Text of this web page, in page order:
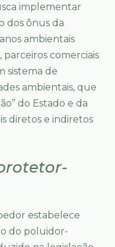
implementar
dos ônus da
ambientais
comerciais
sistema de
ambientais, que
do Estado e da
diretos e indiretos
estabelece
do poluidor-